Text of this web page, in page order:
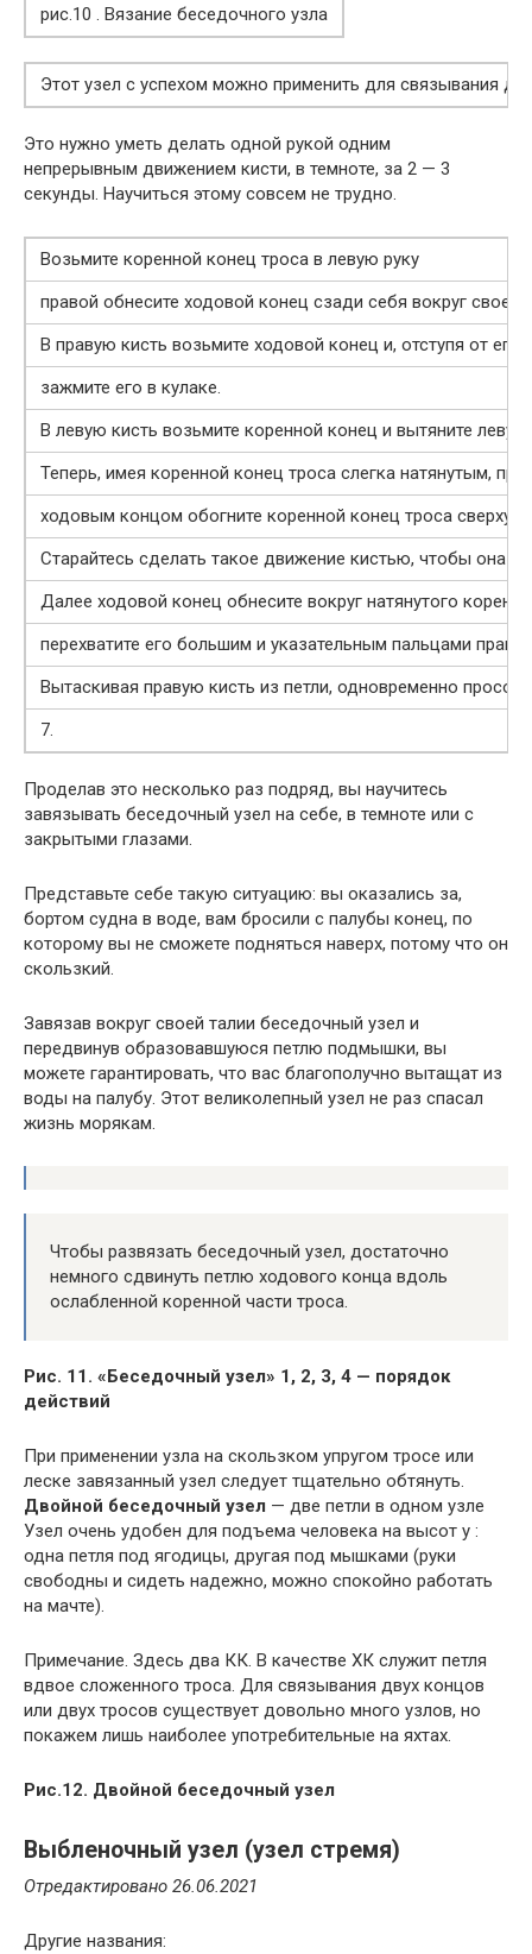
рис.10 . Вязание беседочного узла
Этот узел с успехом можно применить для связывания
Это нужно уметь делать одной рукой одним
непрерывным движением кисти, в темноте, за 2 — 3
секунды. Научиться этому совсем не трудно.
Возьмите коренной конец троса в левую руку
правой обнесите ходовой конец сзади себя вокруг своей
В правую кисть возьмите ходовой конец и, отступя от
зажмите его в кулаке.
В левую кисть возьмите коренной конец и вытяните левую
Теперь, имея коренной конец троса слегка натянутым,
ходовым концом обогните коренной конец троса сверху
Старайтесь сделать такое движение кистью, чтобы она
Далее ходовой конец обнесите вокруг натянутого
перехватите его большим и указательным пальцами
Вытаскивая правую кисть из петли, одновременно
7.
Проделав это несколько раз подряд, вы научитесь
завязывать беседочный узел на себе, в темноте или с
закрытыми глазами.
Представьте себе такую ситуацию: вы оказались за,
бортом судна в воде, вам бросили с палубы конец, по
которому вы не сможете подняться наверх, потому что он
скользкий.
Завязав вокруг своей талии беседочный узел и
передвинув образовавшуюся петлю подмышки, вы
можете гарантировать, что вас благополучно вытащат из
воды на палубу. Этот великолепный узел не раз спасал
жизнь морякам.
Чтобы развязать беседочный узел, достаточно
немного сдвинуть петлю ходового конца вдоль
ослабленной коренной части троса.
Рис. 11. «Беседочный узел» 1, 2, 3, 4 — порядок
действий
При применении узла на скользком упругом тросе или
леске завязанный узел следует тщательно обтянуть.
Двойной беседочный узел — две петли в одном узле
Узел очень удобен для подъема человека на высот у :
одна петля под ягодицы, другая под мышками (руки
свободны и сидеть надежно, можно спокойно работать
на мачте).
Примечание. Здесь два КК. В качестве ХК служит петля
вдвое сложенного троса. Для связывания двух концов
или двух тросов существует довольно много узлов, но
покажем лишь наиболее употребительные на яхтах.
Рис.12. Двойной беседочный узел
Выбленочный узел (узел стремя)
Отредактировано 26.06.2021
Другие названия: